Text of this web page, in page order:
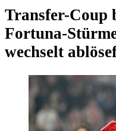
Transfer-Coup
Fortuna-
wechselt